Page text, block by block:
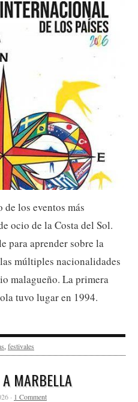
los eventos más
ocio de la Costa del Sol.
para aprender sobre la
múltiples nacionalidades
malagueño. La primera
tuvo lugar en 1994.
, festivales
MARBELLA
· 1 Comment